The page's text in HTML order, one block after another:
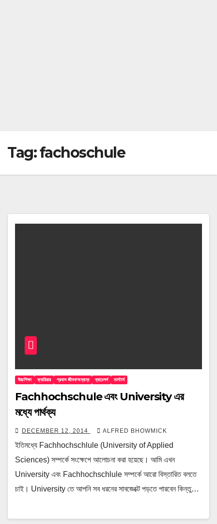
Tag:fachoschule
উচ্চশিক্ষা ক্যারিয়ার প্রবাস জীবন/অন্যান্য ব্যাচেলর্স মাস্টার্স
Fachhochschule এবং University এর
মধ্যে পার্থক্য
DECEMBER 12, 2014 ALFRED BHOWMICK
ইতিমধ্যে Fachhochschlule (University of Applied
Sciences) সম্পর্কে সংক্ষেপে আলোচনা করা হয়েছে। আমি এখন
University এবং Fachhochschlule সম্পর্কে আরো বিস্তারিত বলতে
চাই। University তে আপনি সব ধরনের সাবজেক্টে পড়তে পারবেন কিন্তু…